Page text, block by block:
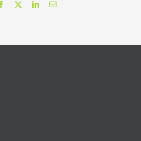
Facebook LinkedInEmail